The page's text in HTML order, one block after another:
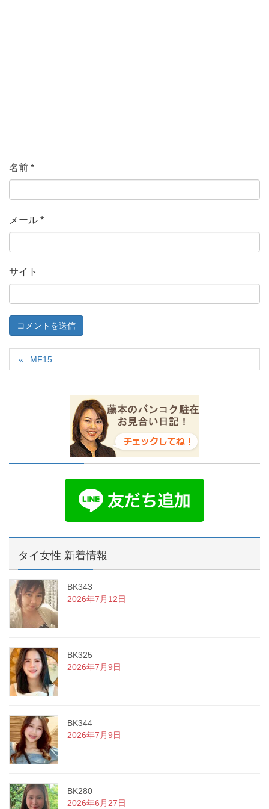
名前 *
メール *
サイト
MF15
タイ女性 新着情報
BK343
2026年7月12日
BK325
2026年7月9日
BK344
2026年7月9日
BK280
2026年6月27日